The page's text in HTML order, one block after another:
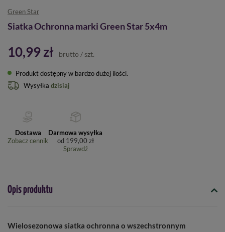
Green Star
Siatka Ochronna marki Green Star 5x4m
10,99 zł brutto / szt.
Produkt dostępny w bardzo dużej ilości
Wysyłka dzisiaj
Dostawa
Zobacz cennik
Darmowa wysyłka
od 199,00 zł
Sprawdź
Opis produktu
Wielosezonowa siatka ochronna o wszechstronnym